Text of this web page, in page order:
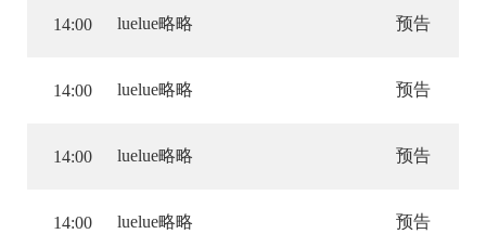
14:00 luelue略略 预告
14:00 luelue略略 预告
14:00 luelue略略 预告
14:00 luelue略略 预告